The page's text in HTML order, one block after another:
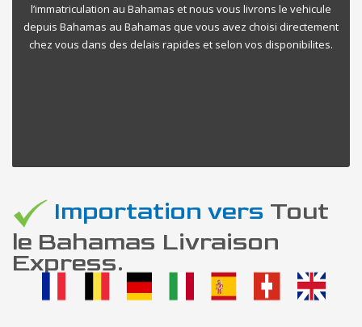
l’immatriculation au Bahamas et nous vous livrons le vehicule
depuis Bahamas au Bahamas que vous avez choisi directement
chez vous dans des delais rapides et selon vos disponibilites.
Importation vers Tout
le Bahamas Livraison
Express.